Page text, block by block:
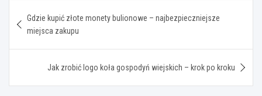
wpisu
Gdzie kupić złote monety bulionowe – najbezpieczniejsze
miejsca zakupu
Jak zrobić logo koła gospodyń wiejskich – krok po kroku